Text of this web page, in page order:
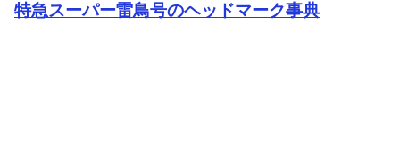
特急スーパー雷鳥号のヘッドマーク事典